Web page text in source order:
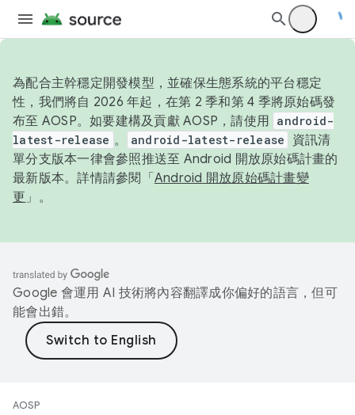
為配合主幹穩定開發模型，並確保生態系統的平台穩定
性，我們將自 2026 年起，在第 2 季和第 4 季將原始碼發
布至 AOSP。如要建構及貢獻 AOSP，請使用 android-
latest-release 。 android-latest-release
資訊清
單分支版本一律會參照推送至 Android 開放原始碼計畫的
最新版本。詳情請參閱「 Android 開放原始碼計畫變
更 」。
Google 會運用 AI 技術將內容翻譯成你偏好的語言，但可
能會出錯。
AOSP